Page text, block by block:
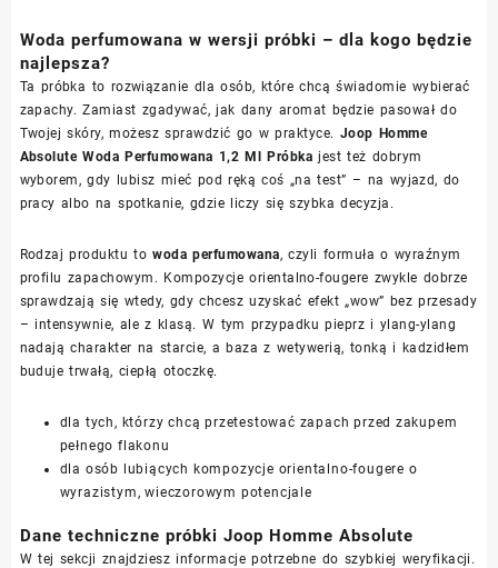
Woda perfumowana w wersji próbki – dla kogo będzie
najlepsza?
Ta próbka to rozwiązanie dla osób, które chcą świadomie wybierać
zapachy. Zamiast zgadywać, jak dany aromat będzie pasował do
Twojej skóry, możesz sprawdzić go w praktyce. Joop Homme
Absolute Woda Perfumowana 1,2 Ml Próbka jest też dobrym
wyborem, gdy lubisz mieć pod ręką coś „na test” – na wyjazd, do
pracy albo na spotkanie, gdzie liczy się szybka decyzja.
Rodzaj produktu towoda perfumowana, czyli formuła o wyraźnym
profilu zapachowym. Kompozycje orientalno-fougere zwykle dobrze
sprawdzają się wtedy, gdy chcesz uzyskać efekt „wow” bez przesady
– intensywnie, ale z klasą. W tym przypadku pieprz i ylang-ylang
nadają charakter na starcie, a baza z wetywerią, tonką i kadzidłem
buduje trwałą, ciepłą otoczkę.
dla tych, którzy chcą przetestować zapach przed zakupem
pełnego flakonu
dla osób lubiących kompozycje orientalno-fougere o
wyrazistym, wieczorowym potencjale
Dane techniczne próbki Joop Homme Absolute
W tej sekcji znajdziesz informacje potrzebne do szybkiej weryfikacji.